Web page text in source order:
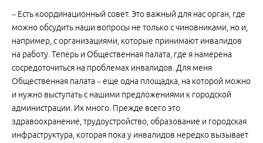
– Есть координационный совет. Это важный для нас орган, где
можно обсудить наши вопросы не только с чиновниками, но и,
например, с организациями, которые принимают инвалидов
на работу. Теперь и Общественная палата, где я намерена
сосредоточиться на проблемах инвалидов. Для меня
Общественная палата – еще одна площадка, на которой можно
и нужно выступать с нашими предложениями к городской
администрации. Их много. Прежде всего это
здравоохранение, трудоустройство, образование и городская
инфраструктура, которая пока у инвалидов нередко вызывает